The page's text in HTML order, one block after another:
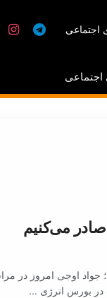
اجتماعی
اوجی امروز در
بورس انرژی ...